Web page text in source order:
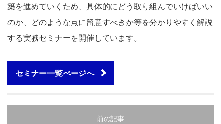
築を進めていくため、具体的にどう取り組んでいけばいい
のか、どのような点に留意すべきか等を分かりやすく解説
する実務セミナーを開催しています。
セミナー一覧ぺージへ
前の記事